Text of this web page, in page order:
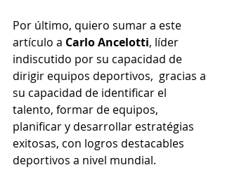
Por último, quiero sumar a este
artículo a Carlo Ancelotti, líder
indiscutido por su capacidad de
dirigir equipos deportivos,  gracias a
su capacidad de identificar el
talento, formar de equipos,
planificar y desarrollar estratégias
exitosas, con logros destacables
deportivos a nivel mundial.